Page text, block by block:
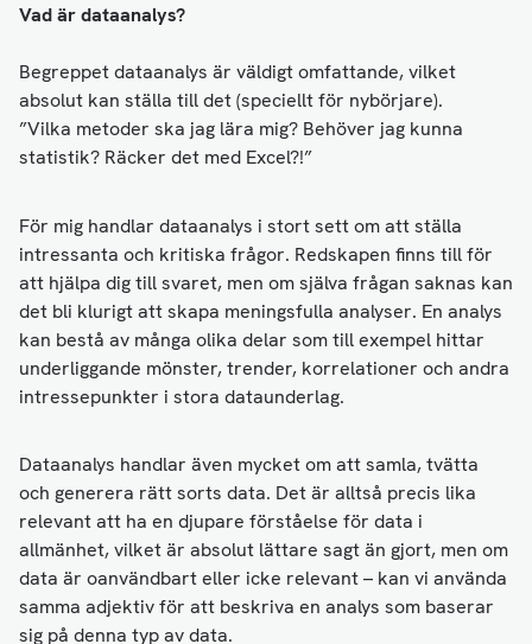
Vad är dataanalys?
Begreppet dataanalys är väldigt omfattande, vilket
absolut kan ställa till det (speciellt för nybörjare).
”Vilka metoder ska jag lära mig? Behöver jag kunna
statistik? Räcker det med Excel?!”
För mig handlar dataanalys i stort sett om att ställa
intressanta och kritiska frågor. Redskapen finns till för
att hjälpa dig till svaret, men om själva frågan saknas kan
det bli klurigt att skapa meningsfulla analyser. En analys
kan bestå av många olika delar som till exempel hittar
underliggande mönster, trender, korrelationer och andra
intressepunkter i stora dataunderlag.
Dataanalys handlar även mycket om att samla, tvätta
och generera rätt sorts data. Det är alltså precis lika
relevant att ha en djupare förståelse för data i
allmänhet, vilket är absolut lättare sagt än gjort, men om
data är oanvändbart eller icke relevant – kan vi använda
samma adjektiv för att beskriva en analys som baserar
sig på denna typ av data.